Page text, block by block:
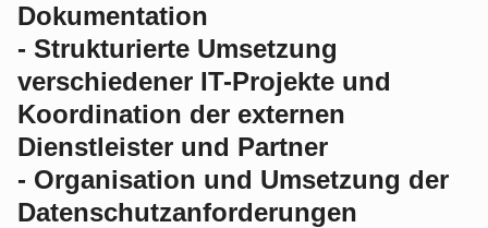
Dokumentation
- Strukturierte Umsetzung
verschiedener IT-Projekte und
Koordination der externen
Dienstleister und Partner
- Organisation und Umsetzung der
Datenschutz­anforderungen